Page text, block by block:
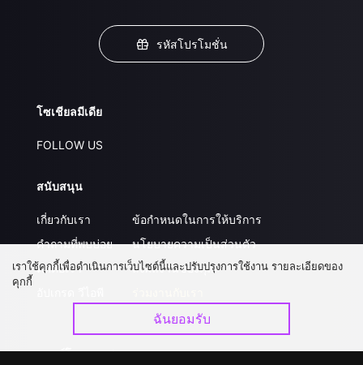
รหัสโปรโมชั่น
โซเชียลมีเดีย
FOLLOW US
สนับสนุน
เกี่ยวกับเรา
คำถามที่พบบ่อย
ติดต่อเรา
ข้อกำหนดในการให้บริการ
นโยบายความเป็นส่วนตัว
ส่งผลงานของคุณ
ดาวน์โหลดแอป
เราใช้คุกกี้เพื่อดำเนินการเว็บไซต์นี้และปรับปรุงการใช้งาน รายละเอียดของ
คุกกี้
ฉันยอมรับ